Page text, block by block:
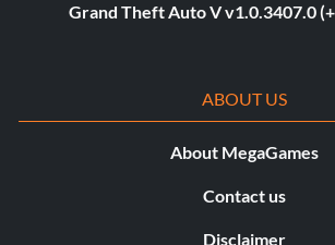
Grand Theft Auto V v1.0.3407.0
ABOUT US
About MegaGames
Contact us
Disclaimer